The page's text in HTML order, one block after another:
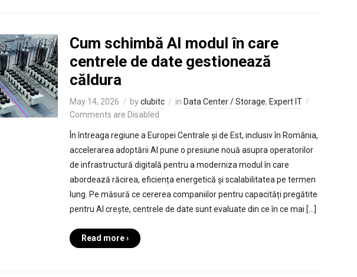
Cum schimbă AI modul în care
centrele de date gestionează
căldura
May 14, 2026 byclubitc in Data Center / Storage, Expert IT
Comments are Disabled
În întreaga regiune a Europei Centrale și de Est, inclusiv în România,
accelerarea adoptării AI pune o presiune nouă asupra operatorilor
de infrastructură digitală pentru a moderniza modul în care
abordează răcirea, eficiența energetică și scalabilitatea pe termen
lung. Pe măsură ce cererea companiilor pentru capacități pregătite
pentru AI crește, centrele de date sunt evaluate din ce în ce mai […]
Read more ›